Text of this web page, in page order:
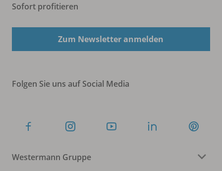
Sofort profitieren
Zum Newsletter anmelden
Folgen Sie uns auf Social Media
Westermann Gruppe